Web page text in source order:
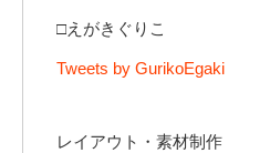
□えがきぐりこ
Tweets by GurikoEgaki
レイアウト・素材制作